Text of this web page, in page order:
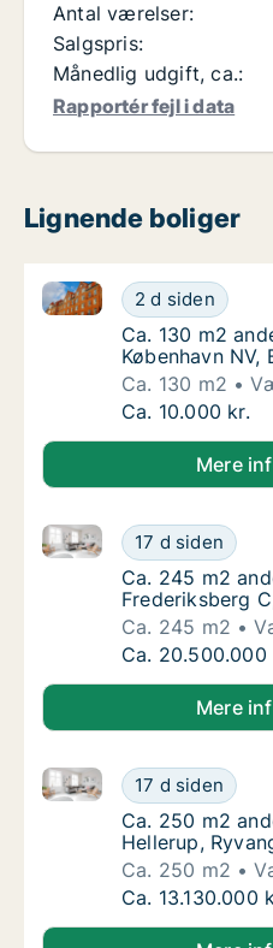
Antal værelser:
Salgspris:
Månedlig udgift, ca.:
Rapportér fejl i data
Lignende boliger
Ca. 130 m2
2 d siden
Ca. 130 m2 andelsbolig
Ca. 130 m2
Ca. 130 m2
København NV,
Ca. 130 m2
Ca. 130 m2
Ca. 10.000 kr.
Mere
Ca. 245 m2
17 d siden
Ca. 245 m2
Ca. 245 m2
Ca. 245 m2
Frederiksberg
Ca. 245 m2
Ca. 245 m2
Ca. 20.500.000
Mere
Ca. 250 m2
17 d siden
Ca. 250 m2
Ca. 250 m2
Ca. 250 m2
Hellerup,
Ca. 250 m2
Ca. 250 m2
Ca. 13.130.000